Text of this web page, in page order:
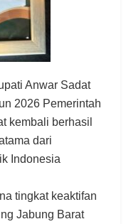
Anwar Sadat
2026 Pemerintah
kembali berhasil
dari
Indonesia
tingkat keaktifan
Jabung Barat